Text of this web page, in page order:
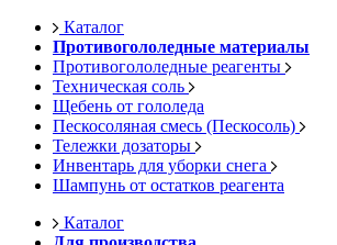
Каталог
Противогололедные материалы
Противогололедные реагенты
Техническая соль
Щебень от гололеда
Пескосоляная смесь (Пескосоль)
Тележки дозаторы
Инвентарь для уборки снега
Шампунь от остатков реагента
Каталог